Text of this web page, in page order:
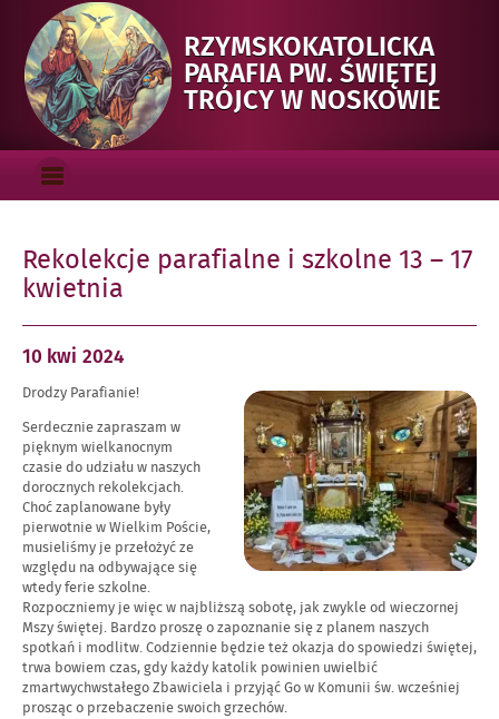
RZYMSKOKATOLICKA
PARAFIA PW. ŚWIĘTEJ
TRÓJCY W NOSKOWIE
–
Menu_gorne
OTWÓRZ
MENU
Rekolekcje parafialne i szkolne 13 – 17
kwietnia
Opublikowano
dniu
10 kwi 2024
Powiększ
obraz
Drodzy Parafianie!
Serdecznie zapraszam w
pięknym wielkanocnym
czasie do udziału w naszych
dorocznych rekolekcjach.
Choć zaplanowane były
pierwotnie w Wielkim Poście,
musieliśmy je przełożyć ze
względu na odbywające się
wtedy ferie szkolne.
Rozpoczniemy je więc w najbliższą sobotę, jak zwykle od wieczornej
Mszy świętej. Bardzo proszę o zapoznanie się z planem naszych
spotkań i modlitw. Codziennie będzie też okazja do spowiedzi świętej,
trwa bowiem czas, gdy każdy katolik powinien uwielbić
zmartwychwstałego Zbawiciela i przyjąć Go w Komunii św. wcześniej
prosząc o przebaczenie swoich grzechów.